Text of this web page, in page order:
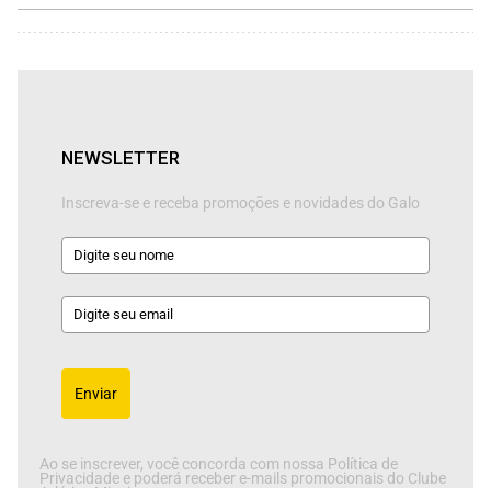
NEWSLETTER
Inscreva-se e receba promoções e novidades do Galo
Enviar
Ao se inscrever, você concorda com nossa Política de
Privacidade e poderá receber e-mails promocionais do Clube